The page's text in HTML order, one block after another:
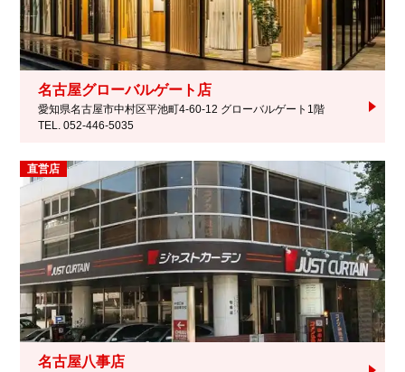
名古屋グローバルゲート店
愛知県名古屋市中村区平池町4-60-12 グローバルゲート1階
TEL. 052-446-5035
直営店
名古屋八事店